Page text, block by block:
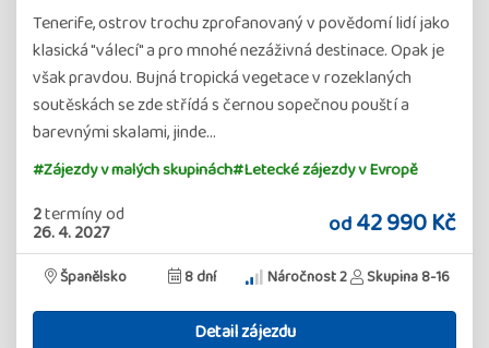
Tenerife, ostrov trochu zprofanovaný v povědomí lidí jako
klasická "válecí" a pro mnohé nezáživná destinace. Opak je
však pravdou. Bujná tropická vegetace v rozeklaných
soutěskách se zde střídá s černou sopečnou pouští a
barevnými skalami, jinde…
#Zájezdy v malých skupinách#Letecké zájezdy v Evropě
2termínyod
26. 4. 2027 od42 990 Kč
Španělsko 8 dní Náročnost 2 Skupina 8-16
Detail zájezdu